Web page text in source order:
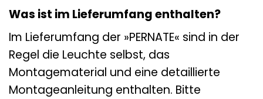
Was ist im Lieferumfang enthalten?
Im Lieferumfang der »PERNATE« sind in der
Regel die Leuchte selbst, das
Montagematerial und eine detaillierte
Montageanleitung enthalten. Bitte